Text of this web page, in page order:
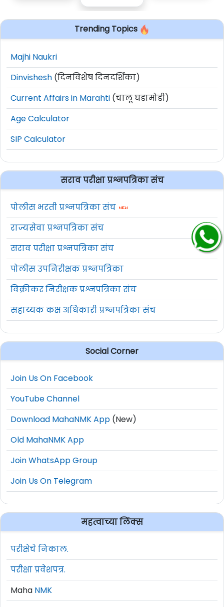
Trending Topics
Majhi Naukri
Dinvishesh (दिनविशेष दिनदर्शिका)
Current Affairs in Marahti (चालू घडामोडी)
Age Calculator
SIP Calculator
सराव परीक्षा प्रश्नपत्रिका संच
पोलीस भरती प्रश्नपत्रिका संच
राज्यसेवा प्रश्नपत्रिका संच
सराव परीक्षा प्रश्नपत्रिका संच
पोलीस उपनिरीक्षक प्रश्नपत्रिका
विक्रीकर निरीक्षक प्रश्नपत्रिका संच
सहाय्यक कक्ष अधिकारी प्रश्नपत्रिका संच
Social Corner
Join Us On Facebook
YouTube Channel
Download MahaNMK App (New)
Old MahaNMK App
Join WhatsApp Group
Join Us On Telegram
महत्वाच्या लिंक्स
परीक्षेचे निकाल.
परीक्षा प्रवेशपत्र.
Maha NMK